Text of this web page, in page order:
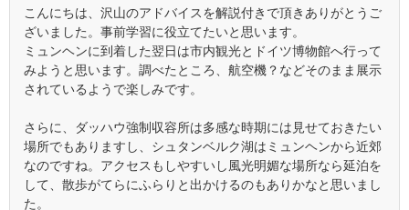
こんにちは、沢山のアドバイスを解説付きで頂きありがとうご
ざいました。事前学習に役立てたいと思います。
ミュンヘンに到着した翌日は市内観光とドイツ博物館へ行って
みようと思います。調べたところ、航空機？などそのまま展示
されているようで楽しみです。
さらに、ダッハウ強制収容所は多感な時期には見せておきたい
場所でもありますし、シュタンベルク湖はミュンヘンから近郊
なのですね。アクセスもしやすいし風光明媚な場所なら延泊を
して、散歩がてらにふらりと出かけるのもありかなと思いまし
た。